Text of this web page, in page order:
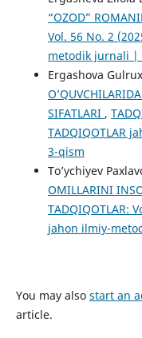
“OZOD”
Vol. 56 No. 2
metodik jurnali |
Ergashova
SIFATLARI ,
TADQIQOTLAR
3-qism
To’ychiyev
OMILLARINI
TADQIQOTLAR:
jahon ilmiy-
You may also start an
article.